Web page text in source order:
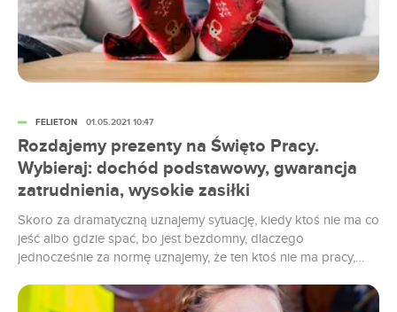
Rozdajemy prezenty na Święto Pracy.
Wybieraj: dochód podstawowy, gwarancja
zatrudnienia, wysokie zasiłki
Skoro za dramatyczną uznajemy sytuację, kiedy ktoś nie ma co
jeść albo gdzie spać, bo jest bezdomny, dlaczego
jednocześnie za normę uznajemy, że ten ktoś nie ma pracy,
niezbędna do normalnego funkcjonowania. A skoro tak, czy
FELIETON 01.05.2021 10:47